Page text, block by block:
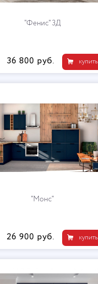
"Фенис" 3Д
купить
36 800 руб.
"Монс"
купить
26 900 руб.